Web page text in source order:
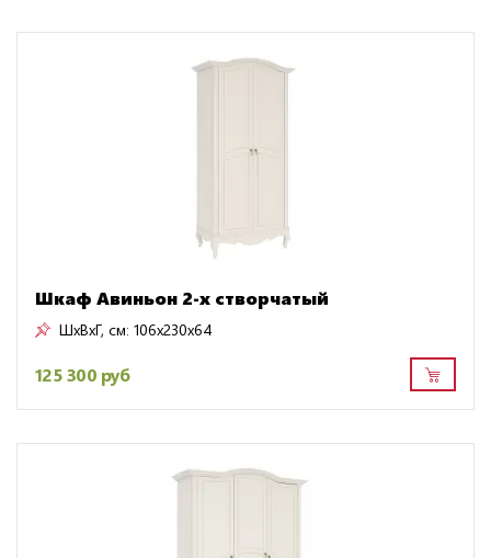
Шкаф Авиньон 2-х створчатый
ШxВxГ, см: 106x230x64
125 300 руб